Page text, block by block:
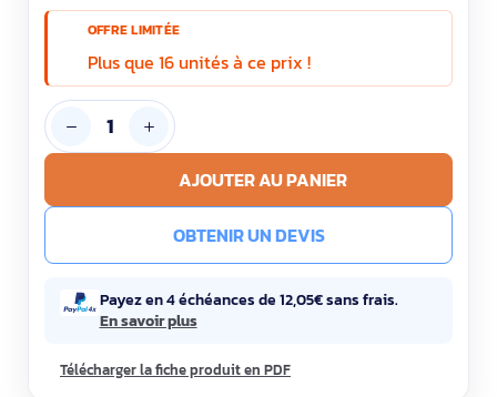
OFFRE LIMITÉE
Plus que 16 unités à ce prix !
AJOUTER AU PANIER
OBTENIR UN DEVIS
Payez en 4 échéances de 12,05€ sans frais.
En savoir plus
Télécharger la fiche produit en PDF